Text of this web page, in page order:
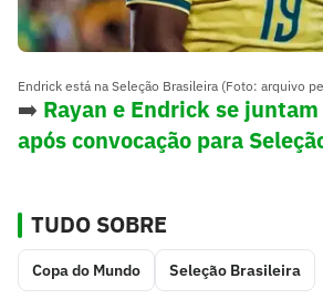
Endrick está na Seleção Brasileira (Foto: arquivo
➡️ Rayan e Endrick se
após convocação para
TUDO SOBRE
Copa do Mundo Seleção Brasileira